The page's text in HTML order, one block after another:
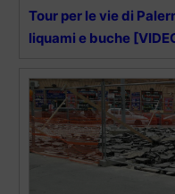
Tour per le vie di
liquami e buche